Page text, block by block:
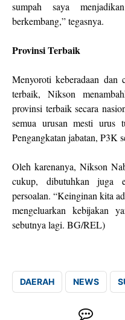
sumpah saya
berkembang,” tegasnya.
Provinsi Terbaik
Menyoroti keberadaan dan
terbaik, Nikson
provinsi terbaik secara
semua urusan mesti urus
Pengangkatan jabatan, P3K
Oleh karenanya, Nikson
cukup, dibutuhkan juga
persoalan. “Keinginan kita
mengeluarkan kebijakan
sebutnya lagi. BG/REL)
DAERAH NEWS